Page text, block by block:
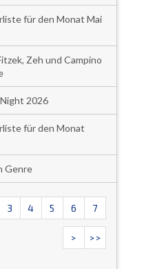
für den Monat Mai
Zeh und Campino
2026
für den Monat
Genre
3 4 5 6 7
> >>